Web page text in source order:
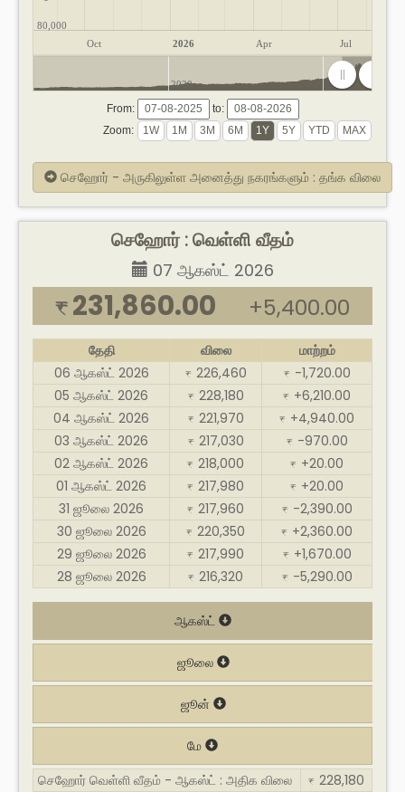
Oct 2026 Apr Jul
80,000
2020 2025
From:
to:
Zoom:
செஹோர் - அருகிலுள்ள அனைத்து நகரங்களும் : தங்க விலை
செஹோர் : வெள்ளி வீதம்
07 ஆகஸ்ட் 2026
₹ 231,860.00 +5,400.00
தேதி விலை
மாற்றம்
06 ஆகஸ்ட் 2026
₹ 226,460 ₹ -1,720.00
05 ஆகஸ்ட் 2026
₹ 228,180 ₹ +6,210.00
04 ஆகஸ்ட் 2026
₹ 221,970 ₹ +4,940.00
03 ஆகஸ்ட் 2026
₹ 217,030 ₹ -970.00
02 ஆகஸ்ட் 2026
₹ 218,000 ₹ +20.00
01 ஆகஸ்ட் 2026
₹ 217,980 ₹ +20.00
31 ஜூலை 2026
₹ 217,960 ₹ -2,390.00
30 ஜூலை 2026
₹ 220,350 ₹ +2,360.00
29 ஜூலை 2026
₹ 217,990 ₹ +1,670.00
28 ஜூலை 2026
₹ 216,320 ₹ -5,290.00
ஆகஸ்ட்
ஜூலை
ஜூன்
மே
செஹோர் வெள்ளி வீதம் - ஆகஸ்ட் : அதிக விலை
₹ 228,180